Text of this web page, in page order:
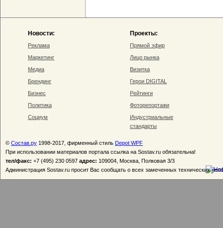
Новости:
Реклама
Маркетинг
Медиа
Брендинг
Бизнес
Политика
Социум
Проекты:
Прямой эфир
Лицо рынка
Визитка
Герои DIGITAL
Рейтинги
Фоторепортажи
Индустриальные
стандарты
© Состав.ру 1998-2017, фирменный стиль Depot WPF
При использовании материалов портала ссылка на Sostav.ru обязательна!
тел/факс: +7 (495) 230 0597 адрес: 109004, Москва, Полковая 3/3
Администрация Sostav.ru просит Вас сообщать о всех замеченных технических